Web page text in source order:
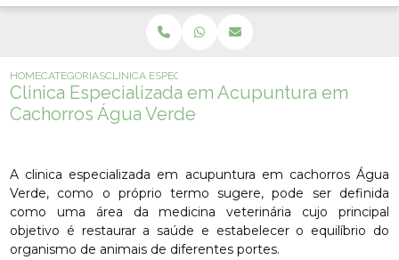
HOMECATEGORIASCLINICA ESPECIALIZADA EM ACUPUNTURA EM
Clinica Especializada em Acupuntura em
Cachorros Água Verde
A clinica especializada em acupuntura em cachorros Água
Verde, como o próprio termo sugere, pode ser definida
como uma área da medicina veterinária cujo principal
objetivo é restaurar a saúde e estabelecer o equilíbrio do
organismo de animais de diferentes portes.